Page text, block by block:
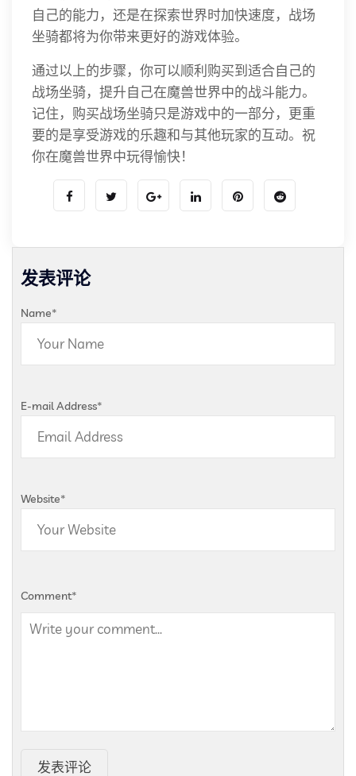
自己的能力，还是在探索世界时加快速度，战场
坐骑都将为你带来更好的游戏体验。
通过以上的步骤，你可以顺利购买到适合自己的
战场坐骑，提升自己在魔兽世界中的战斗能力。
记住，购买战场坐骑只是游戏中的一部分，更重
要的是享受游戏的乐趣和与其他玩家的互动。祝
你在魔兽世界中玩得愉快！
发表评论
Name*
E-mail Address*
Website*
Comment*
发表评论